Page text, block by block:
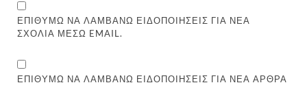
ΕΠΙΘΥΜΏ ΝΑ ΛΑΜΒΆΝΩ ΕΙΔΟΠΟΙΉΣΕΙΣ ΓΙΑ ΝΈΑ
ΣΧΌΛΙΑ ΜΈΣΩ EMAIL.
ΕΠΙΘΥΜΏ ΝΑ ΛΑΜΒΆΝΩ ΕΙΔΟΠΟΙΉΣΕΙΣ ΓΙΑ ΝΈΑ ΆΡΘΡΑ